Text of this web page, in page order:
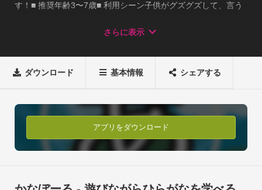
す！■ 推奨年齢3〜7歳■ 利用シーン子供がグズグズして、言う
ひらがなのお勉強が楽しくなくて飽きてしまい、続かないこと
親子で仲良く遊びながら、ひらがなをお勉強することが出来ま
正しい言葉に並べ替えましょう！並び替える言葉は、以下の2
種類のコースから選べます。色の名前を並び替えるコース:
例）あか、あお、きいろ・・・
動物の名前を並び替えるコース: 例）いぬ、ねこ、うさ
さらに表示
ダウンロード 基本情報 シェアする
アプリをダウンロード